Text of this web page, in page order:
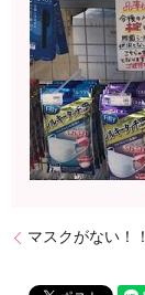
マスクがない！！